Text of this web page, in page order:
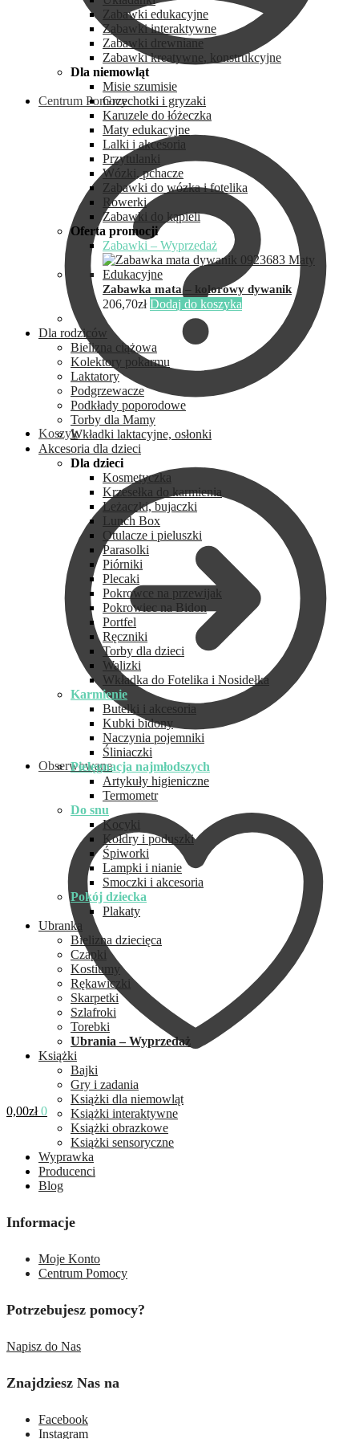
Centrum Pomocy
Koszyk
Obserwowane
0,00zł 0
Zabawki edukacyjne
Zabawki interaktywne
Zabawki drewniane
Zabawki kreatywne, konstrukcyjne
Dla niemowląt
Misie szumisie
Grzechotki i gryzaki
Karuzele do łóżeczka
Maty edukacyjne
Lalki i akcesoria
Przytulanki
Wózki, pchacze
Zabawki do wózka i fotelika
Rowerki
Zabawki do kąpieli
Oferta promocji
Zabawki – Wyprzedaż
Zabawka mata – kolorowy dywanik
206,70zł Dodaj do koszyka
Dla rodziców
Bielizna ciążowa
Kolektory pokarmu
Laktatory
Podgrzewacze
Podkłady poporodowe
Torby dla Mamy
Wkładki laktacyjne, osłonki
Akcesoria dla dzieci
Dla dzieci
Kosmetyczka
Krzesełka do karmienia
Leżaczki, bujaczki
Lunch Box
Otulacze i pieluszki
Parasolki
Piórniki
Plecaki
Pokrowce na przewijak
Pokrowiec na Bidon
Portfel
Ręczniki
Torby dla dzieci
Walizki
Wkładka do Fotelika i Nosidełka
Karmienie
Butelki i akcesoria
Kubki bidony
Naczynia pojemniki
Śliniaczki
Pielęgnacja najmłodszych
Artykuły higieniczne
Termometr
Do snu
Kocyki
Kołdry i poduszki
Śpiworki
Lampki i nianie
Smoczki i akcesoria
Pokój dziecka
Plakaty
Ubranka
Bielizna dziecięca
Czapki
Kostiumy
Rękawiczki
Skarpetki
Szlafroki
Torebki
Ubrania – Wyprzedaż
Książki
Bajki
Gry i zadania
Książki dla niemowląt
Książki interaktywne
Książki obrazkowe
Książki sensoryczne
Wyprawka
Producenci
Blog
Informacje
Moje Konto
Centrum Pomocy
Potrzebujesz pomocy?
Napisz do Nas
Znajdziesz Nas na
Facebook
Instagram